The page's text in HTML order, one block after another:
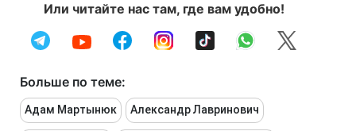
Или читайте нас там, где вам удобно!
Больше по теме:
Адам Мартынюк Александр Лавринович